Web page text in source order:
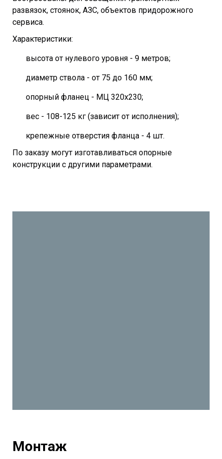
развязок, стоянок, АЗС, объектов придорожного
сервиса.
Характеристики:
высота от нулевого уровня - 9 метров;
диаметр ствола - от 75 до 160 мм;
опорный фланец - МЦ 320х230;
вес - 108-125 кг (зависит от исполнения);
крепежные отверстия фланца - 4 шт.
По заказу могут изготавливаться опорные
конструкции с другими параметрами.
Монтаж